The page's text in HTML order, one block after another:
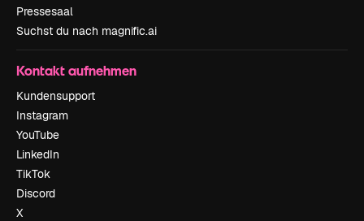
Pressesaal
Suchst du nach magnific.ai
Kontakt aufnehmen
Kundensupport
Instagram
YouTube
LinkedIn
TikTok
Discord
X